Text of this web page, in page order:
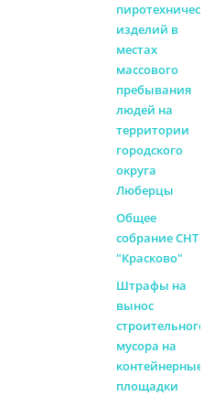
изделий в
местах
массового
пребывания
людей на
территории
городского
округа
Люберцы
Общее
собрание СНТ
"Красково"
Штрафы на
вынос
строительного
мусора на
контейнерные
площадки